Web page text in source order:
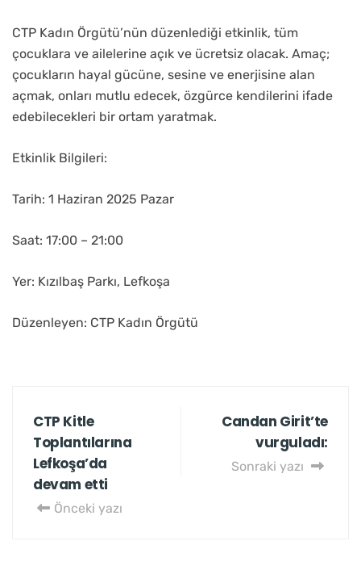
CTP Kadın Örgütü’nün düzenlediği etkinlik, tüm
çocuklara ve ailelerine açık ve ücretsiz olacak. Amaç;
çocukların hayal gücüne, sesine ve enerjisine alan
açmak, onları mutlu edecek, özgürce kendilerini ifade
edebilecekleri bir ortam yaratmak.
Etkinlik Bilgileri:
Tarih: 1 Haziran 2025 Pazar
Saat: 17:00 – 21:00
Yer: Kızılbaş Parkı, Lefkoşa
Düzenleyen: CTP Kadın Örgütü
CTP Kitle
Toplantılarına
Lefkoşa’da
devam etti
Önceki yazı
Candan Girit’te
vurguladı:
Sonraki yazı